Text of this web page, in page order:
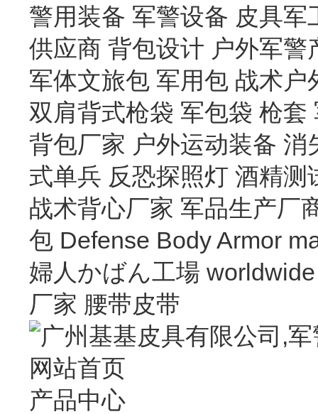
警用装备 军警设备 皮具军
供应商 背包设计 户外军警
军体文旅包 军用包 战术户
双肩背式枪袋 军包袋 枪套
背包厂家 户外运动装备 消
式单兵 反恐探照灯 酒精测
战术背心厂家 军品生产厂
包 Defense Body Armor
婦人かばん工場 worldwide
厂家 腰带皮带
网站首页
产品中心